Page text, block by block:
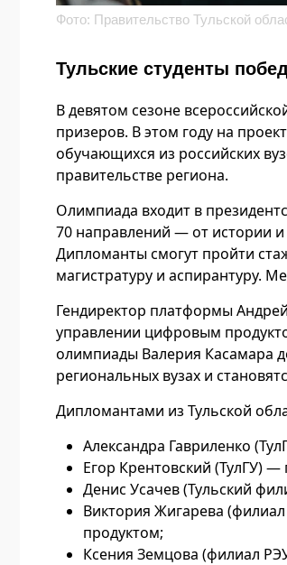
Фото: Правительство Тульской
Тульские студенты
В девятом сезоне
призеров. В этом году на
обучающихся из российских
правительстве региона.
Олимпиада входит в
70 направлений — от истории и
Дипломанты смогут пройти
магистратуру и аспирантуру.
Гендиректор платформы
управлении цифровым
олимпиады Валерия Касамара
региональных вузах и
Дипломантами из Тульской
Александра Гавриленко
Егор Крентовский (ТулГУ)
Денис Усачев (Тульский
Виктория Жигарева
продуктом;
Ксения Земцова (филиал